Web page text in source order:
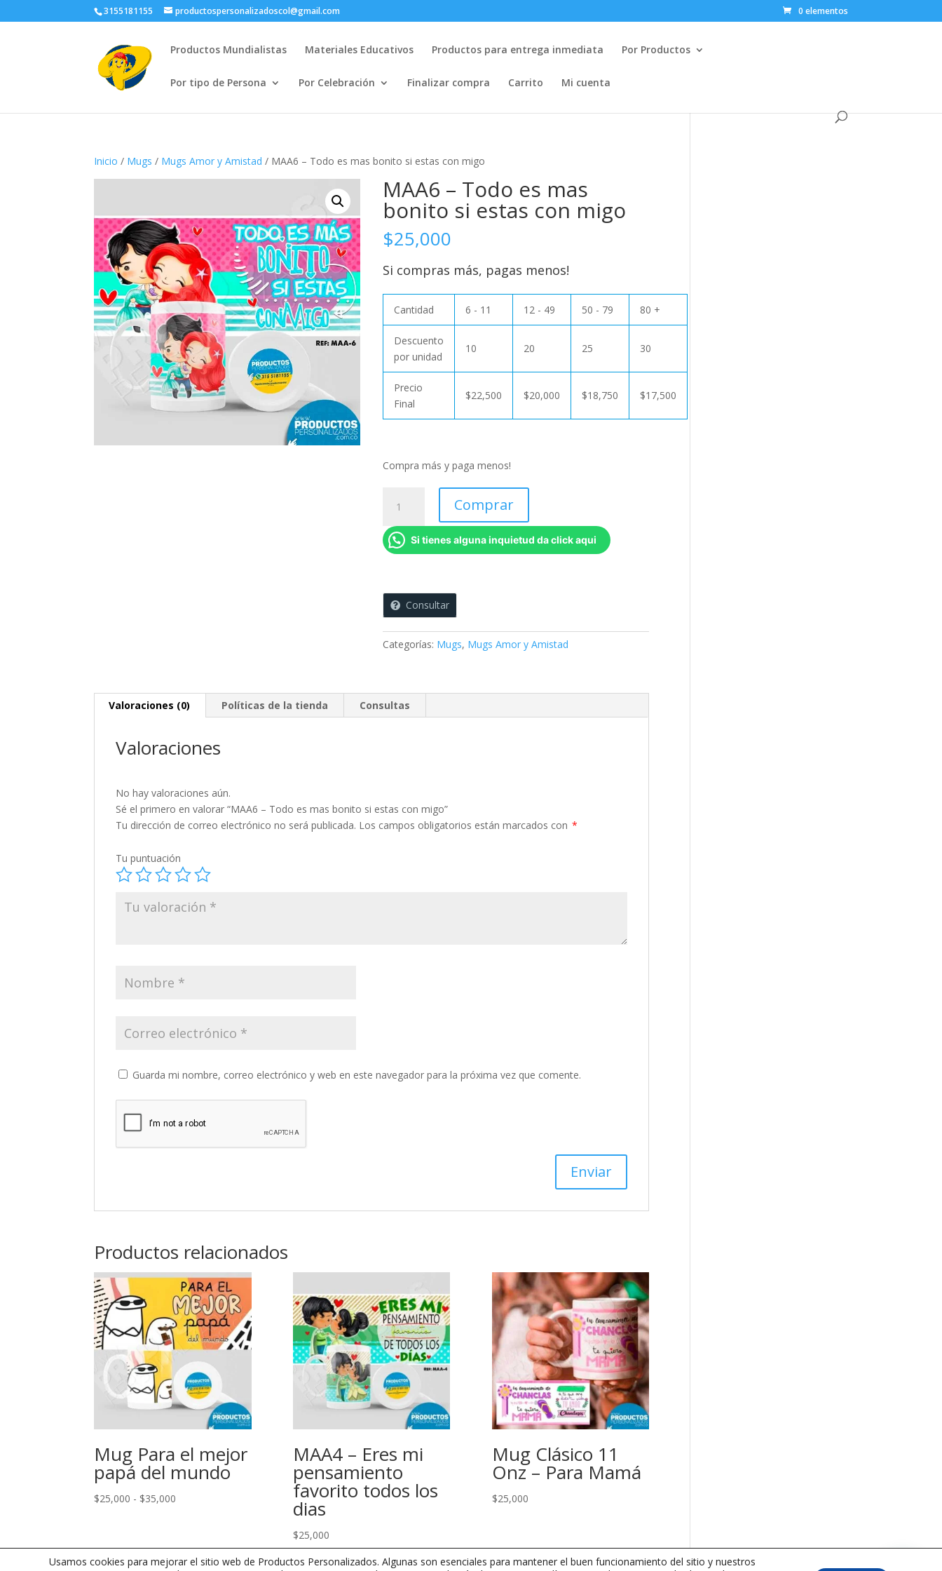
3155181155 productospersonalizadoscol@gmail.com 0 elementos
Productos Mundialistas Materiales Educativos Productos para entrega inmediata Por Productos
Por tipo de Persona Por Celebración Finalizar compra Carrito Mi cuenta
Inicio / Mugs / Mugs Amor y Amistad / MAA6 – Todo es mas bonito si estas con migo
MAA6 – Todo es mas
bonito si estas con migo
$25,000
Si compras más, pagas menos!
Cantidad 6 - 11 12 - 49 50 - 79 80 +
Descuento
por unidad
10 20 25 30
Precio
Final
$22,500 $20,000 $18,750 $17,500
Compra más y paga menos!
Todo
es
si
estas
migo
Comprar
Si tienes alguna inquietud da click aqui
Consultar
Categorías: Mugs, Mugs Amor y Amistad
Valoraciones (0) Políticas de la tienda Consultas
Valoraciones
No hay valoraciones aún.
Sé el primero en valorar “MAA6 – Todo es mas bonito si estas con migo”
Tu dirección de correo electrónico no será publicada. Los campos obligatorios están marcados con *
Tu puntuación
Guarda mi nombre, correo electrónico y web en este navegador para la próxima vez que comente.
Productos relacionados
Mug Para el mejor
papá del mundo
$25,000 - $35,000
desde
$25,000
MAA4 – Eres mi
pensamiento
favorito todos los
dias
$25,000
Mug Clásico 11
Onz – Para Mamá
$25,000
Usamos cookies para mejorar el sitio web de Productos Personalizados. Algunas son esenciales para mantener el buen funcionamiento del sitio y nuestros